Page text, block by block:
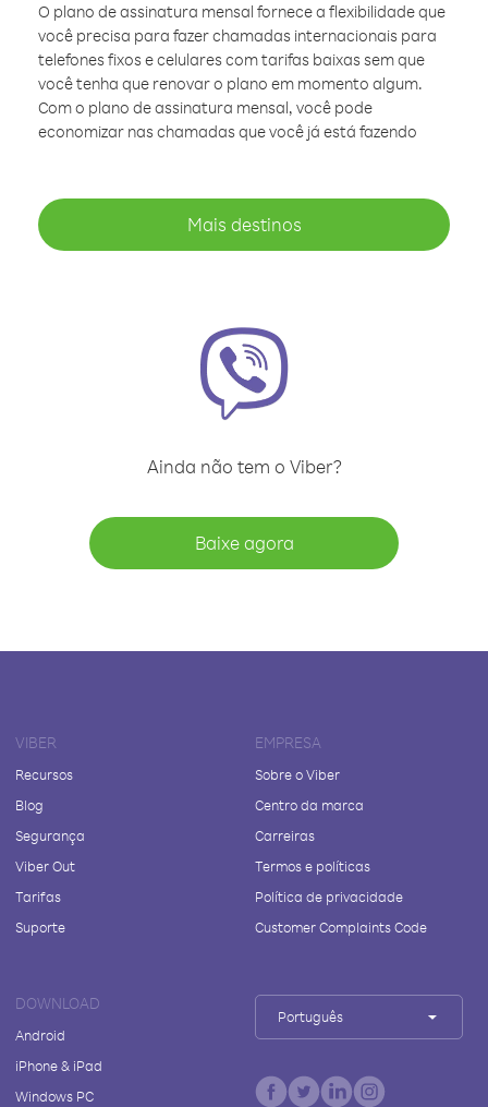
O plano de assinatura mensal fornece a flexibilidade que
você precisa para fazer chamadas internacionais para
telefones fixos e celulares com tarifas baixas sem que
você tenha que renovar o plano em momento algum.
Com o plano de assinatura mensal, você pode
economizar nas chamadas que você já está fazendo
Mais destinos
Ainda não tem o Viber?
Baixe agora
VIBER
Recursos
Blog
Segurança
Viber Out
Tarifas
Suporte
EMPRESA
Sobre o Viber
Centro da marca
Carreiras
Termos e políticas
Política de privacidade
Customer Complaints Code
DOWNLOAD
Android
iPhone & iPad
Windows PC
Português